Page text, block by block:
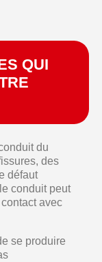
QUI
du
des
défaut
conduit peut
avec
se produire